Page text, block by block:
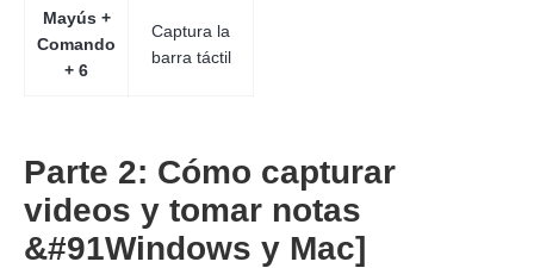
Mayús +
Comando
+ 6
Captura la
barra táctil
Parte 2: Cómo capturar
videos y tomar notas
&#91Windows y Mac]